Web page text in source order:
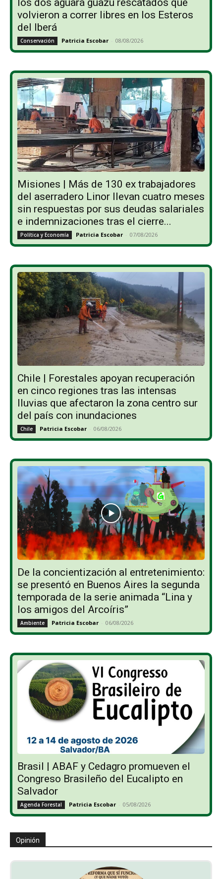
los dos aguará guazú rescatados que
volvieron a correr libres en los Esteros
del Iberá
Conservación Patricia Escobar - 08/08/2026
Misiones | Más de 130 ex trabajadores
del aserradero Linor llevan cuatro meses
sin respuestas por sus deudas salariales
e indemnizaciones tras el cierre...
Política y Economía Patricia Escobar - 07/08/2026
Chile | Forestales apoyan recuperación
en cinco regiones tras las intensas
lluvias que afectaron la zona centro sur
del país con inundaciones
Chile Patricia Escobar - 06/08/2026
De la concientización al entretenimiento:
se presentó en Buenos Aires la segunda
temporada de la serie animada “Lina y
los amigos del Arcoíris”
Ambiente Patricia Escobar - 06/08/2026
Brasil | ABAF y Cedagro promueven el
Congreso Brasileño del Eucalipto en
Salvador
Agenda Forestal Patricia Escobar - 05/08/2026
Opinión